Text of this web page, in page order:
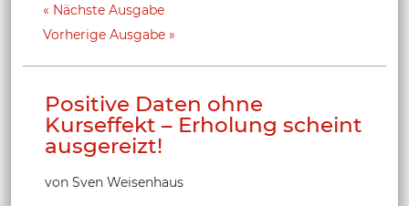
Nächste Ausgabe
Vorherige Ausgabe
Positive Daten ohne
Kurseffekt – Erholung scheint
ausgereizt!
von Sven Weisenhaus